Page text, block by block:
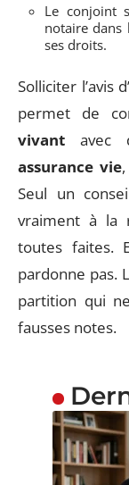
Le conjoint
notaire dans
ses droits.
Solliciter l’avis
permet de
vivant avec
assurance vie
Seul un
vraiment à la
toutes faites.
pardonne pas.
partition qui
fausses notes.